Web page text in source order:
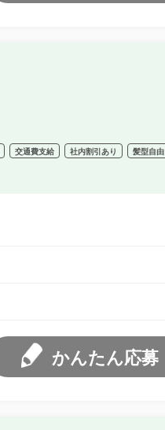
交通費支給 社内割引あり 髪型自由
かんたん応募